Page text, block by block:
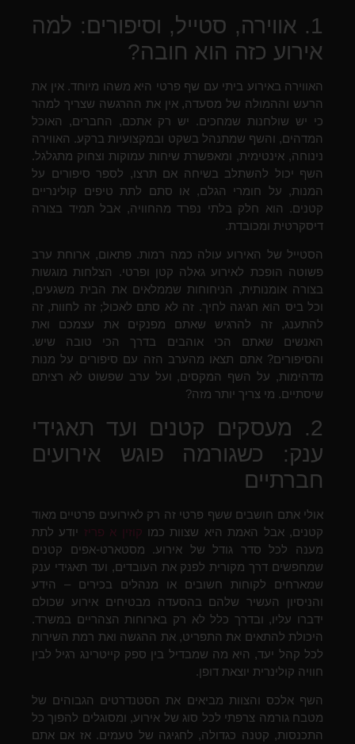
1. אווירה, סטייל, וסיפורים: למה
אירוע כזה הוא חובה?
האווירה באירוע ביתי עם שף פרטי היא משהו מיוחד. אין את
הרעש וההמולה של מסעדה, אין את ההרגשה שצריך למהר
כי יש שולחנות שמחכים. יש רק אתכם, החברים, האוכל
המדהים, והשף שמתנהל בשקט ובמקצועיות ברקע. האווירה
נינוחה, אינטימית, ומאפשרת שיחות עמוקות וצחוק מתגלגל.
השף יכול להשתלב בשיחה אם תרצו, לספר סיפורים על
המנות, על חומרי הגלם, או סתם לתת טיפים קולינריים
קטנים. הוא חלק בלתי נפרד מהחוויה, אבל תמיד בצורה
דיסקרטית ומכובדת.
הסטייל של האירוע עולה כמה רמות. פתאום, ארוחת ערב
פשוטה הופכת לאירוע גאלה קטן ופרטי. הצלחות מוגשות
בצורה אומנותית, הניחוחות שממלאים את הבית משגעים,
וכל ביס הוא חגיגה לחיך. זה לא סתם לאכול; זה לחוות, זה
להתענג, זה להרגיש שאתם מפנקים את עצמכם ואת
האנשים שאתם הכי אוהבים בדרך הכי טובה שיש.
והסיפורים? אתם תצאו מהערב הזה עם סיפורים על מנות
מדהימות, על השף המקסים, ועל ערב שפשוט לא רציתם
שיסתיים. מי צריך יותר מזה?
2. מעסקים קטנים ועד תאגידי
ענק: כשגורמה פוגש אירועים
חברתיים
אולי אתם חושבים ששף פרטי זה רק לאירועים פרטיים מאוד
קטנים, אבל האמת היא שצוות כמו קוזין א פריז יודע לתת
מענה לכל סדר גודל של אירוע. מסטארט-אפים קטנים
שמחפשים דרך מקורית לפנק את העובדים, ועד תאגידי ענק
שמארחים לקוחות חשובים או מנהלים בכירים – הידע
והניסיון העשיר שלהם בהסעדה מבטיחים אירוע שכולם
ידברו עליו, ובדרך כלל לא רק בארוחות הצהריים במשרד.
היכולת להתאים את התפריט, את ההגשה ואת רמת השירות
לכל קהל יעד, היא מה שמבדיל בין ספק קייטרינג רגיל לבין
חוויה קולינרית יוצאת דופן.
השף אלכס והצוות מביאים את הסטנדרטים הגבוהים של
מטבח גורמה צרפתי לכל סוג של אירוע, ומסוגלים להפוך כל
התכנסות, קטנה כגדולה, לחגיגה של טעמים. אז אם אתם